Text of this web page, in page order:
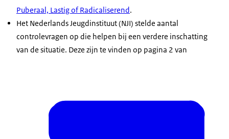
Puberaal, Lastig of Radicaliserend.
Het Nederlands Jeugdinstituut (NJI) stelde aantal
controlevragen op die helpen bij een verdere inschatting
van de situatie. Deze zijn te vinden op pagina 2 van